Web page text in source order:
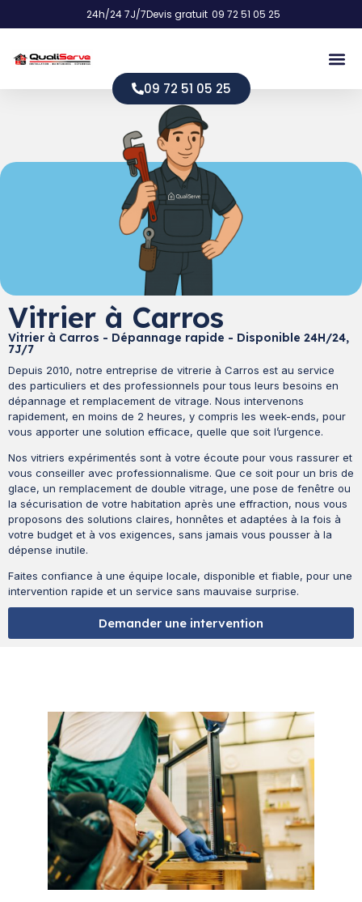
24h/24 7J/7Devis gratuit 09 72 51 05 25
09 72 51 05 25
Vitrier à Carros
Vitrier à Carros - Dépannage rapide - Disponible 24H/24,
7J/7
Depuis 2010, notre entreprise de vitrerie à Carros est au service
des particuliers et des professionnels pour tous leurs besoins en
dépannage et remplacement de vitrage. Nous intervenons
rapidement, en moins de 2 heures, y compris les week-ends, pour
vous apporter une solution efficace, quelle que soit l’urgence.
Nos vitriers expérimentés sont à votre écoute pour vous rassurer et
vous conseiller avec professionnalisme. Que ce soit pour un bris de
glace, un remplacement de double vitrage, une pose de fenêtre ou
la sécurisation de votre habitation après une effraction, nous vous
proposons des solutions claires, honnêtes et adaptées à la fois à
votre budget et à vos exigences, sans jamais vous pousser à la
dépense inutile.
Faites confiance à une équipe locale, disponible et fiable, pour une
intervention rapide et un service sans mauvaise surprise.
Demander une intervention